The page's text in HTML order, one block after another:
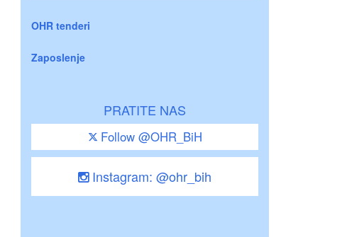
OHR tenderi
Zaposlenje
PRATITE NAS
Follow @OHR_BiH
Instagram: @ohr_bih